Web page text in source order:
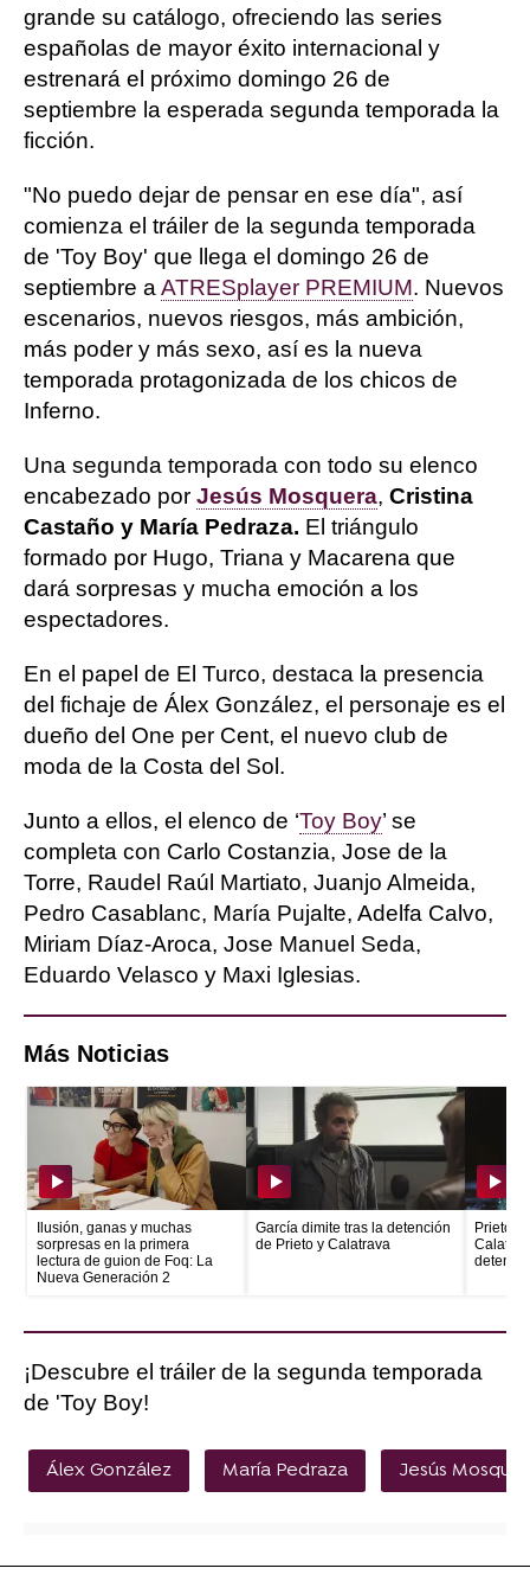
grande su catálogo, ofreciendo las series
españolas de mayor éxito internacional y
estrenará el próximo domingo 26 de
septiembre la esperada segunda temporada la
ficción.
"No puedo dejar de pensar en ese día", así
comienza el tráiler de la segunda temporada
de 'Toy Boy' que llega el domingo 26 de
septiembre a ATRESplayer PREMIUM. Nuevos
escenarios, nuevos riesgos, más ambición,
más poder y más sexo, así es la nueva
temporada protagonizada de los chicos de
Inferno.
Una segunda temporada con todo su elenco
encabezado por Jesús Mosquera, Cristina
Castaño y María Pedraza. El triángulo
formado por Hugo, Triana y Macarena que
dará sorpresas y mucha emoción a los
espectadores.
En el papel de El Turco, destaca la presencia
del fichaje de Álex González, el personaje es el
dueño del One per Cent, el nuevo club de
moda de la Costa del Sol.
Junto a ellos, el elenco de ‘Toy Boy’ se
completa con Carlo Costanzia, Jose de la
Torre, Raudel Raúl Martiato, Juanjo Almeida,
Pedro Casablanc, María Pujalte, Adelfa Calvo,
Miriam Díaz-Aroca, Jose Manuel Seda,
Eduardo Velasco y Maxi Iglesias.
Más Noticias
Ilusión, ganas y muchas
sorpresas en la primera
lectura de guion de Foq: La
Nueva Generación 2
García dimite tras la detención
de Prieto y Calatrava
Prieto
¡Descubre el tráiler de la segunda temporada
de 'Toy Boy!
Álex González María Pedraza Jesús